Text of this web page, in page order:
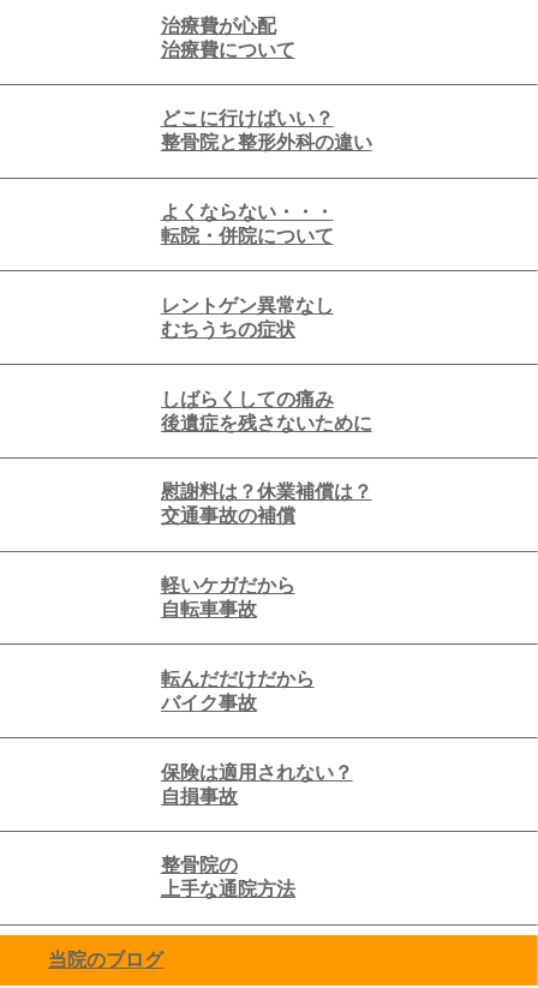
治療費が心配
治療費について
どこに行けばいい？
整骨院と整形外科の違い
よくならない・・・
転院・併院について
レントゲン異常なし
むちうちの症状
しばらくしての痛み
後遺症を残さないために
慰謝料は？休業補償は？
交通事故の補償
軽いケガだから
自転車事故
転んだだけだから
バイク事故
保険は適用されない？
自損事故
整骨院の
上手な通院方法
当院のブログclick to expand contents